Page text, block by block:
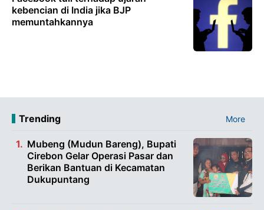
kebencian di India jika BJP
memuntahkannya
Trending More
Mubeng (Mudun Bareng), Bupati
Cirebon Gelar Operasi Pasar dan
Berikan Bantuan di Kecamatan
Dukupuntang